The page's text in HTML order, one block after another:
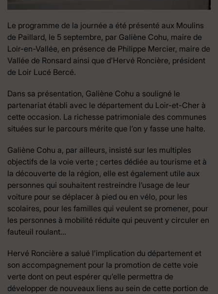
Le programme de la journée a été présenté aux Moulins
de Paillard, le 5 septembre, par Galiène Cohu, maire de
Loir-en-Vallée, en présence de Philippe Mercier, maire de
Vallée de Ronsard ainsi que d’Hervé Roncière, président
de Loir Lucé Bercé.
Dans sa présentation, Galiène Cohu a souligné le
partenariat établi avec le département du Loir-et-Cher à
cette occasion. La richesse patrimoniale des communes
situées sur le parcours mérite que l’on y fasse une halte.
Galiène Cohu a, par ailleurs, insisté sur les multiples
objectifs de la voie verte ; certes dédiée au tourisme et à
la découverte de la région, elle est également utile aux
personnes qui souhaitent restreindre l’usage de leur
voiture pour se déplacer à pied ou en vélo, pour les
scolaires, pour les familles qui veulent se promener, pour
les personnes à mobilité réduite qui peuvent y circuler en
fauteuil roulant…
Hervé Roncière a salué l’implication du département et
son accompagnement pour la promotion de cette voie
verte dont on peut espérer qu’elle permettra de
développer de nouveaux liens au sein de cette portion de